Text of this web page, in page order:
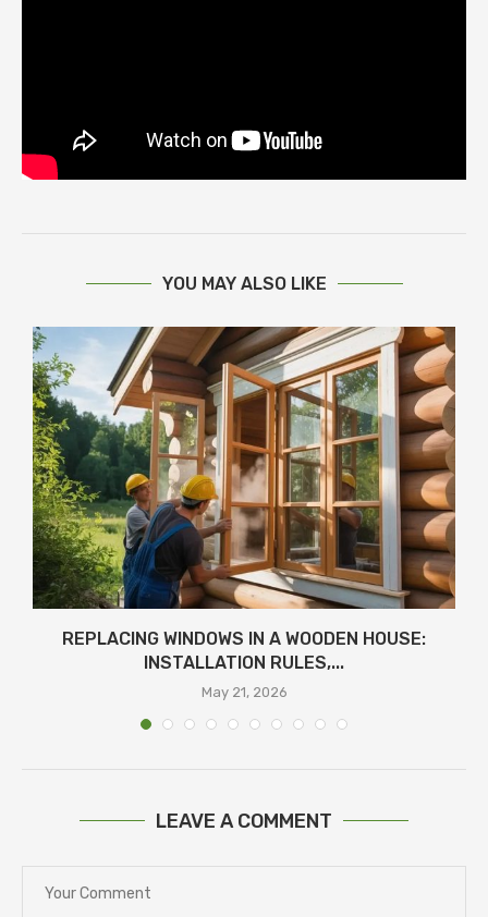
YOU MAY ALSO LIKE
REPLACING WINDOWS IN A WOODEN HOUSE:
INSTALLATION RULES,...
May 21, 2026
LEAVE A COMMENT